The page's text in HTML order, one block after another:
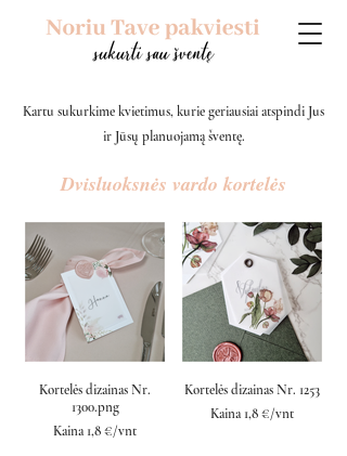
Kartu sukurkime kvietimus, kurie geriausiai atspindi Jus
ir Jūsų planuojamą šventę.
Dvisluoksnės vardo kortelės
Kortelės dizainas Nr.
1300.png
Kaina 1,8 €/vnt
Kortelės dizainas Nr. 1253
Kaina 1,8 €/vnt